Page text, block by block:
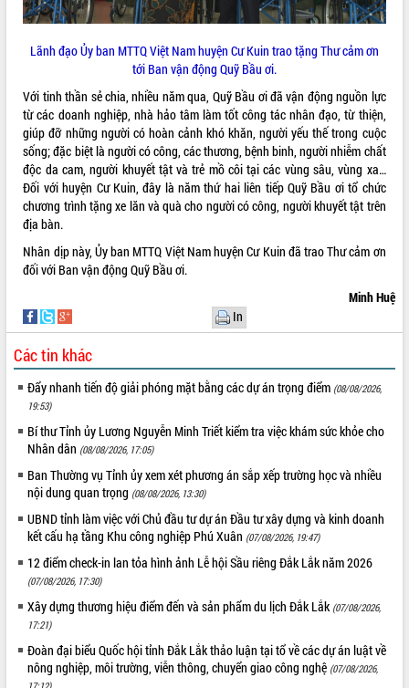
Bàn giải pháp tháo gỡ khó khăn trong
xuất khẩu sầu riêng và triển khai quy
định EUDR
Thứ trưởng Bộ Nông nghiệp và Môi
trường Nguyễn Hoàng Hiệp khảo sát
vùng trồng và doanh nghiệp đóng gói
sầu riêng tại Đắk Lắk
Trình diễn nghệ thuật chế biến các
món ăn từ sầu riêng
Đắk Lắk công bố Quy hoạch và xúc
tiến đầu tư tỉnh
Ngành cá ngừ Đắk Lắk chủ động thích
ứng để giữ vững thị trường xuất khẩu
Diễn đàn Kinh tế tư nhân Việt Nam đột
Đề án 06 tạo bước ngoặt đột phá trong
cải cách hành chính tỉnh Đắk Lắk
Kết nối tour, đẩy mạnh chuyển đổi số
để phát triển du lịch Đắk Lắk
Khởi động Dự án Đầu tư xây dựng hạ
tầng kỹ thuật Cụm công nghiệp Tân
Tiến
Gặp mặt các cơ quan báo chí nhân Kỷ
niệm 101 năm Ngày Báo chí Cách
mạng Việt Nam
Đắk Lắk sơ kết 4 năm triển khai thực
hiện Đề án 06 của Chính phủ
Họp báo thông tin về Hội nghị Công bố
Quy hoạch và Xúc tiến đầu tư tỉnh Đắk
Lắk
Khơi thông điểm nghẽn, đẩy nhanh
giải ngân vốn khắc phục thiên tai
HĐND tỉnh thông qua điều chỉnh Quy
hoạch tỉnh thời kỳ 2021-2030
Tất cả: 66096100
Lãnh đạo Ủy ban MTTQ Việt Nam huyện Cư Kuin trao tặng Thư cảm ơn
tới Ban vận động Quỹ Bầu ơi.
Với tinh thần sẻ chia, nhiều năm qua, Quỹ Bầu ơi đã vận động nguồn lực
từ các doanh nghiệp, nhà hảo tâm làm tốt công tác nhân đạo, từ thiện,
giúp đỡ những người có hoàn cảnh khó khăn, người yếu thế trong cuộc
sống; đặc biệt là người có công, các thương, bệnh binh, người nhiễm chất
độc da cam, người khuyết tật và trẻ mồ côi tại các vùng sâu, vùng xa…
Đối với huyện Cư Kuin, đây là năm thứ hai liên tiếp Quỹ Bầu ơi tổ chức
chương trình tặng xe lăn và quà cho người có công, người khuyết tật trên
địa bàn.
Nhân dịp này, Ủy ban MTTQ Việt Nam huyện Cư Kuin đã trao Thư cảm ơn
đối với Ban vận động Quỹ Bầu ơi.
Minh Huệ
In
Các tin khác
Đẩy nhanh tiến độ giải phóng mặt bằng các dự án trọng điểm (08/08/2026,
19:53)
Bí thư Tỉnh ủy Lương Nguyễn Minh Triết kiểm tra việc khám sức khỏe cho
Nhân dân (08/08/2026, 17:05)
Ban Thường vụ Tỉnh ủy xem xét phương án sắp xếp trường học và nhiều
nội dung quan trọng (08/08/2026, 13:30)
UBND tỉnh làm việc với Chủ đầu tư dự án Đầu tư xây dựng và kinh doanh
kết cấu hạ tầng Khu công nghiệp Phú Xuân (07/08/2026, 19:47)
12 điểm check-in lan tỏa hình ảnh Lễ hội Sầu riêng Đắk Lắk năm 2026
(07/08/2026, 17:30)
Xây dựng thương hiệu điểm đến và sản phẩm du lịch Đắk Lắk (07/08/2026,
17:21)
Đoàn đại biểu Quốc hội tỉnh Đắk Lắk thảo luận tại tổ về các dự án luật về
nông nghiệp, môi trường, viễn thông, chuyển giao công nghệ (07/08/2026,